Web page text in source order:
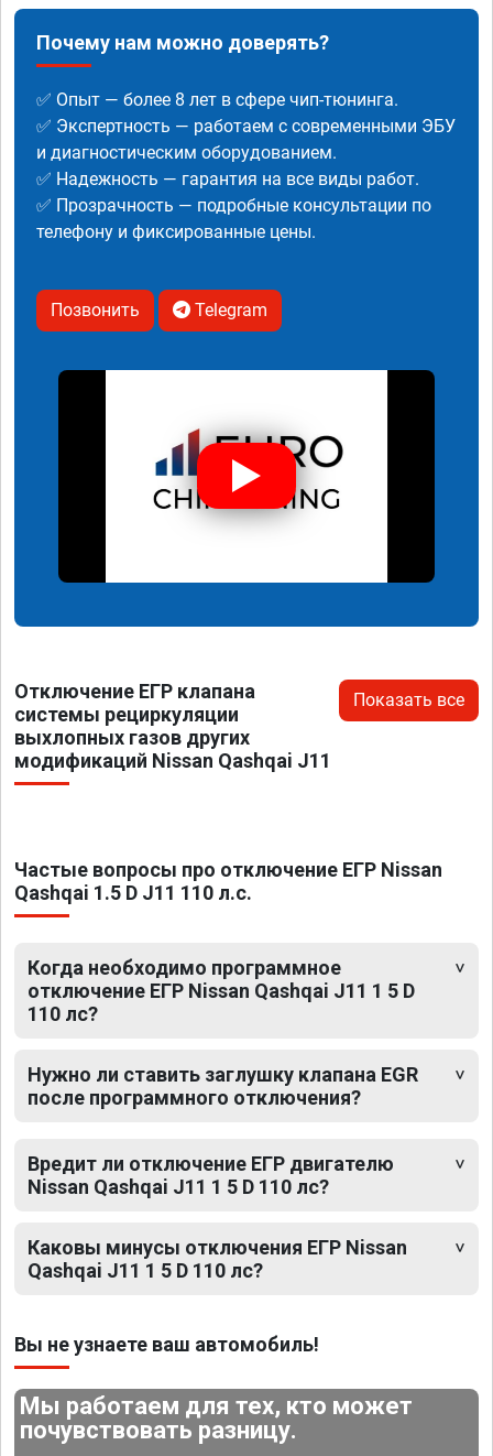
Почему нам можно доверять?
✅ Опыт — более 8 лет в сфере чип-тюнинга.
✅ Экспертность — работаем с современными ЭБУ
и диагностическим оборудованием.
✅ Надежность — гарантия на все виды работ.
✅ Прозрачность — подробные консультации по
телефону и фиксированные цены.
Позвонить Telegram
Отключение ЕГР клапана
системы рециркуляции
выхлопных газов других
модификаций Nissan Qashqai J11
Показать все
Частые вопросы про отключение ЕГР Nissan
Qashqai 1.5 D J11 110 л.с.
Когда необходимо программное
отключение ЕГР Nissan Qashqai J11 1 5 D
110 лс?
Нужно ли ставить заглушку клапана EGR
после программного отключения?
Вредит ли отключение ЕГР двигателю
Nissan Qashqai J11 1 5 D 110 лс?
Каковы минусы отключения ЕГР Nissan
Qashqai J11 1 5 D 110 лс?
Вы не узнаете ваш автомобиль!
Мы работаем для тех, кто может
почувствовать разницу.